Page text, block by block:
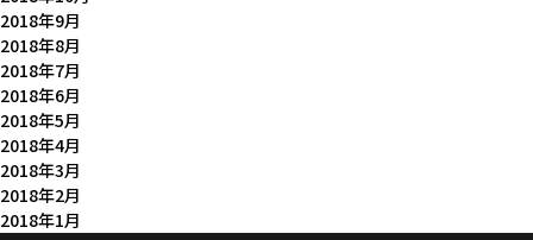
2018年9月
2018年8月
2018年7月
2018年6月
2018年5月
2018年4月
2018年3月
2018年2月
2018年1月